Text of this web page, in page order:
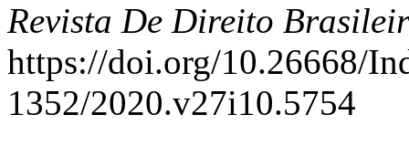
Revista De Direito
https://doi.org/10.26668/
1352/2020.v27i10.5754